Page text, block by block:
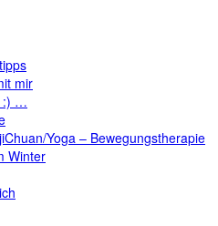
mir
:) …
Yoga – Bewegungstherapie
Winter